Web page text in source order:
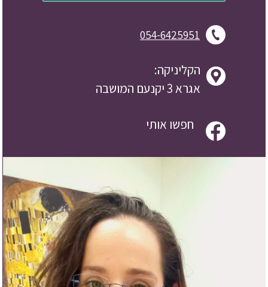
054-6425951
הקליניקה:
אגרא 3 יקנעם המושבה
חפשו אותי